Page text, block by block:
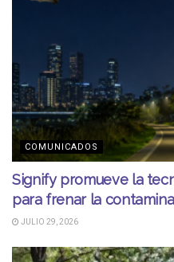
COMUNICADOS
Signify promueve la
para frenar la
JULIO 29, 2026